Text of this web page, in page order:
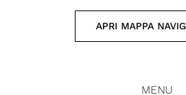
APRI MAPPA
MENU